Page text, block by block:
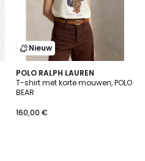
Nieuw
POLO RALPH LAUREN
T-shirt met korte mouwen, POLO
BEAR
160,00 €